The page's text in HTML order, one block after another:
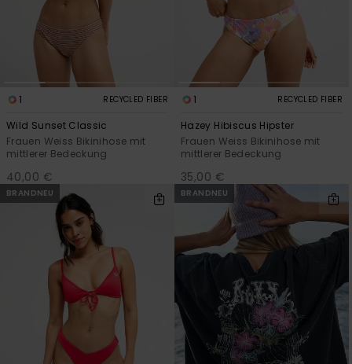
1 RECYCLED FIBER
Wild Sunset Classic
Frauen Weiss Bikinihose mit
mittlerer Bedeckung
40,00 €
1 RECYCLED FIBER
Hazey Hibiscus Hipster
Frauen Weiss Bikinihose mit
mittlerer Bedeckung
35,00 €
BRANDNEU BRANDNEU